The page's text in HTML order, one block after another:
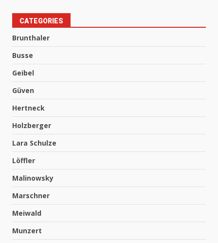
CATEGORIES
Brunthaler
Busse
Geibel
Güven
Hertneck
Holzberger
Lara Schulze
Löffler
Malinowsky
Marschner
Meiwald
Munzert